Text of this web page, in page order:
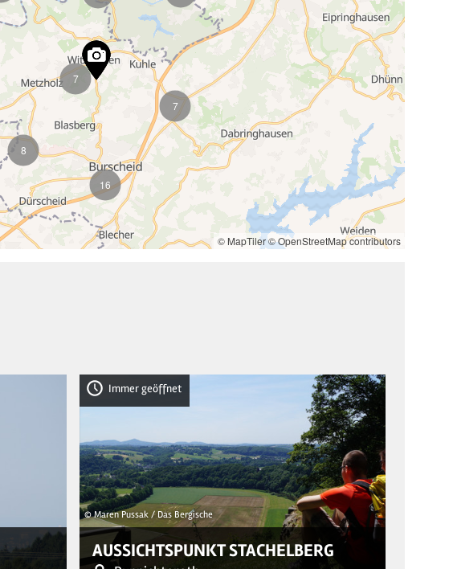
7
7
8
16
© MapTiler© OpenStreetMap contributors
Immer geöffnet
© Maren Pussak / Das Bergische
AUSSICHTSPUNKT STACHELBERG